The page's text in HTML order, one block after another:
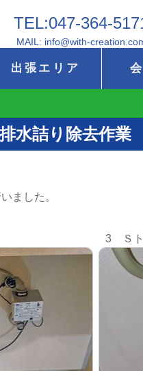
TEL:047-364-
MAIL: info@with-
出張エリア
水詰り除去作業
ました。
3 Ｓト